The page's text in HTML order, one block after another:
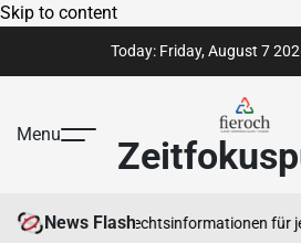
Skip to content
Today: Friday, August 7
Menu
News FlashRechtsinformationen für